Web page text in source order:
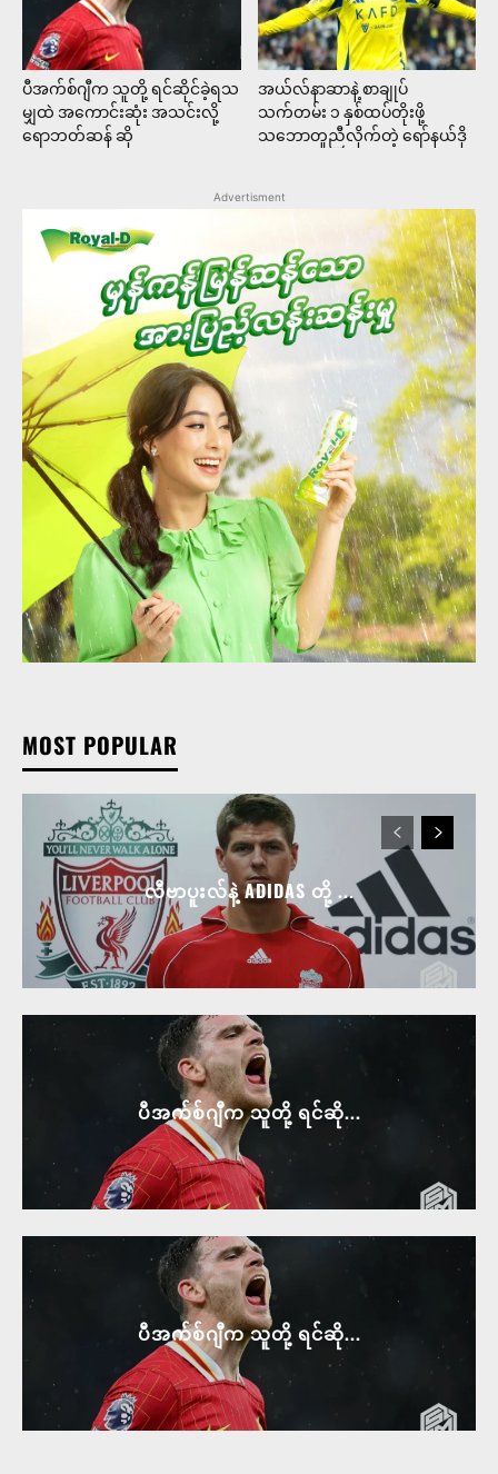
ပီအက်စ်ဂျီက သူတို့ ရင်ဆိုင်ခဲ့ရသ
မျှထဲ အကောင်းဆုံး အသင်းလို့
ရောဘတ်ဆန် ဆို
အယ်လ်နာဆာနဲ့ စာချုပ်
သက်တမ်း ၁ နှစ်ထပ်တိုးဖို့
သဘောတူညီလိုက်တဲ့ ရော်နယ်ဒို
Advertisment
MOST POPULAR
လီဗာပူးလ်နဲ့ ADIDAS တို့ ...
ပီအက်စ်ဂျီက သူတို့ ရင်ဆို...
ပီအက်စ်ဂျီက သူတို့ ရင်ဆို...